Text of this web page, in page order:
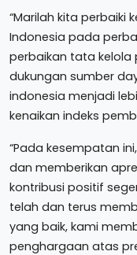
“Marilah kita perbaiki
Indonesia pada
perbaikan tata kelola
dukungan sumber
indonesia menjadi
kenaikan indeks
“Pada kesempatan
dan memberikan
kontribusi positif
telah dan terus
yang baik, kami
penghargaan atas